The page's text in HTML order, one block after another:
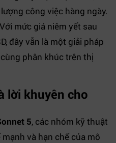
công việc hàng ngày.
Với mức giá niêm yết sau
đây vẫn là một giải pháp
phân khúc trên thị
lời khuyên cho
5, các nhóm kỹ thuật
và hạn chế của mô